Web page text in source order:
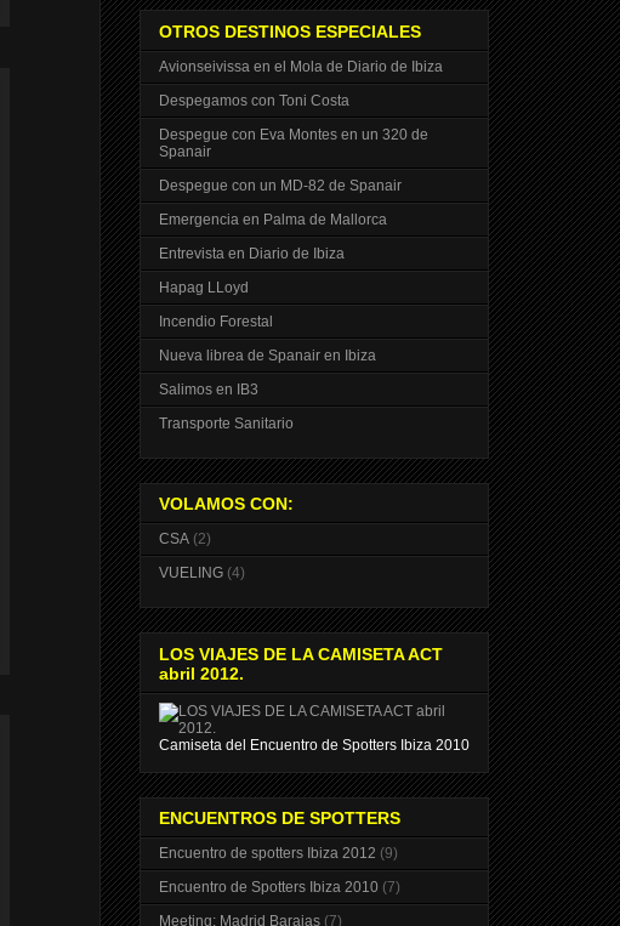
OTROS DESTINOS ESPECIALES
Avionseivissa en el Mola de Diario de Ibiza
Despegamos con Toni Costa
Despegue con Eva Montes en un 320 de
Spanair
Despegue con un MD-82 de Spanair
Emergencia en Palma de Mallorca
Entrevista en Diario de Ibiza
Hapag LLoyd
Incendio Forestal
Nueva librea de Spanair en Ibiza
Salimos en IB3
Transporte Sanitario
VOLAMOS CON:
CSA (2)
VUELING (4)
LOS VIAJES DE LA CAMISETA ACT
abril 2012.
Camiseta del Encuentro de Spotters Ibiza 2010
ENCUENTROS DE SPOTTERS
Encuentro de spotters Ibiza 2012 (9)
Encuentro de Spotters Ibiza 2010 (7)
Meeting: Madrid Barajas (7)